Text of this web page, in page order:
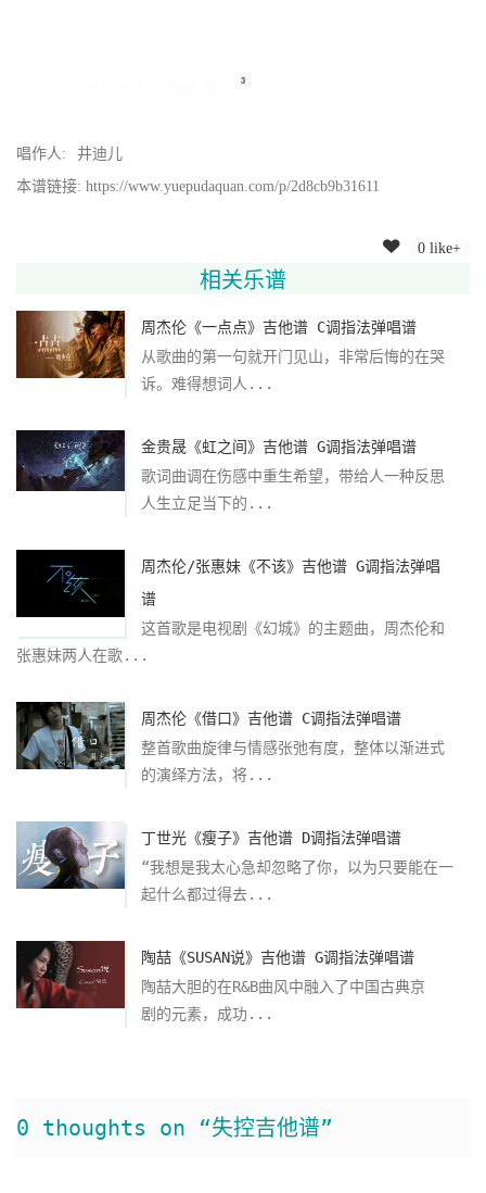
唱作人:
井迪儿
本谱链接: https://www.yuepudaquan.com/p/2d8cb9b31611
0 like+
相关乐谱
周杰伦《一点点》吉他谱 C调指法弹唱谱
从歌曲的第一句就开门见山，非常后悔的在哭
诉。难得想词人...
金贵晟《虹之间》吉他谱 G调指法弹唱谱
歌词曲调在伤感中重生希望，带给人一种反思
人生立足当下的...
周杰伦/张惠妹《不该》吉他谱 G调指法弹唱
谱
这首歌是电视剧《幻城》的主题曲，周杰伦和
张惠妹两人在歌...
周杰伦《借口》吉他谱 C调指法弹唱谱
整首歌曲旋律与情感张弛有度，整体以渐进式
的演绎方法，将...
丁世光《瘦子》吉他谱 D调指法弹唱谱
“我想是我太心急却忽略了你，以为只要能在一
起什么都过得去...
陶喆《SUSAN说》吉他谱 G调指法弹唱谱
陶喆大胆的在R&B曲风中融入了中国古典京
剧的元素，成功...
0 thoughts on “失控吉他谱”